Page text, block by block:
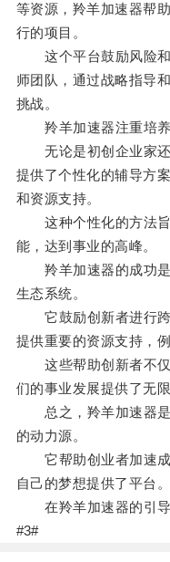
等资源，羚羊加速器帮
行的项目。
这个平台鼓励风险和
师团队，通过战略指导
挑战。
羚羊加速器注重培养
无论是初创企业家还
提供了个性化的辅导方
和资源支持。
这种个性化的方法旨
能，达到事业的高峰。
羚羊加速器的成功是
生态系统。
它鼓励创新者进行跨
提供重要的资源支持，
这些帮助创新者不仅
们的事业发展提供了无限
总之，羚羊加速器是
的动力源。
它帮助创业者加速成
自己的梦想提供了平台。
在羚羊加速器的引导
#3#